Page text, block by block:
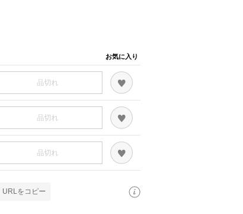
お気に入り
品切れ
品切れ
品切れ
URLをコピー